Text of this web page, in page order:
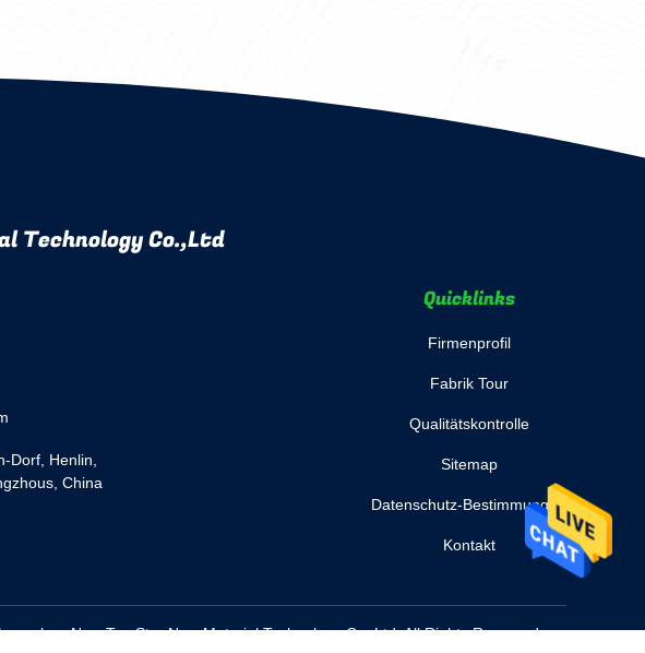
Technology Co.,Ltd
Dorf, Henlin,
China
Quicklinks
Firmenprofil
Fabrik Tour
Qualitätskontrolle
Sitemap
Datenschutz-Bestimmungen
Kontakt
New Top Star New Material Technology Co.,Ltd. All Rights Reserved.